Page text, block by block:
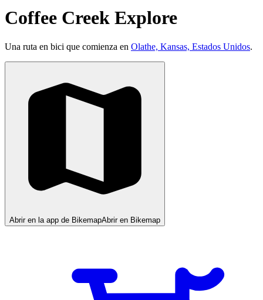
Coffee Creek Explore
Una ruta en bici que comienza en Olathe, Kansas, Estados Unidos.
Abrir en la app de BikemapAbrir en Bikemap